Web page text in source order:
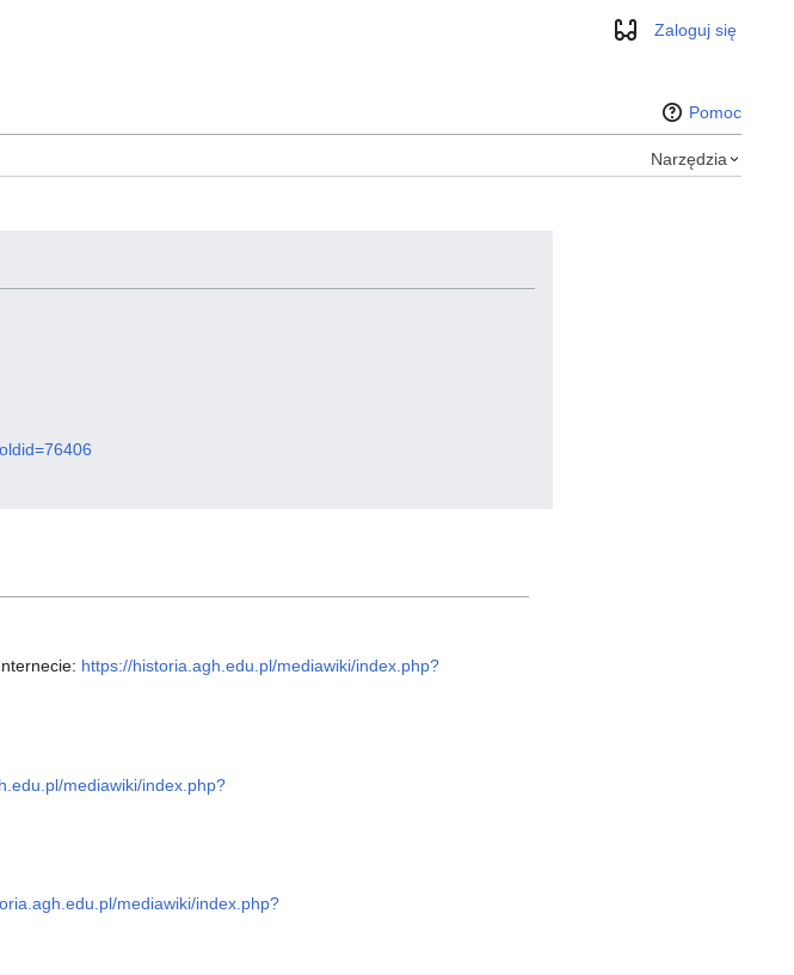
WyglądZaloguj się
Pomoc
Narzędzia
https://historia.agh.edu.pl/mediawiki/index.php?
mediawiki/index.php?
mediawiki/index.php?